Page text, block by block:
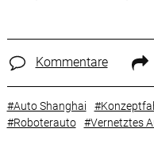
Kommentare
#Auto Shanghai
#Roboterauto
#Vernetztes